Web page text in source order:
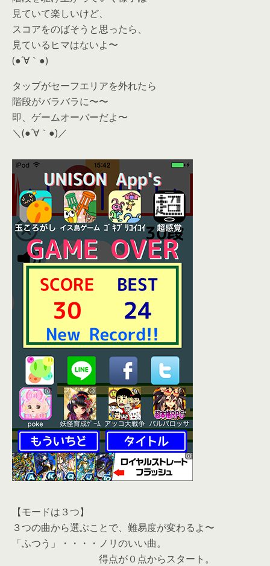
見ていて楽しいけど、
スコアをのばそうと思ったら、
見ているヒマはないよ〜
(●´∀｀●)
タップがセーフエリアを外れたら
階段がバラバラに〜〜
即、ゲームオーバーだよ〜
＼(●´∀｀●)／
【モードは３つ】
３つの曲から選ぶことで、難易度が変わるよ〜
「ふつう」・・・・ノリのいい曲。
得点が０点からスタート。